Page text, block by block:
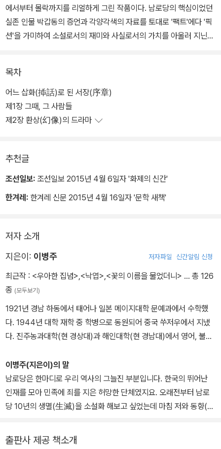
에서부터 몰락까지를 리얼하게 그린 작품이다. 남로당의 핵심이었던
실존 인물 박갑동의 증언과 각양각색의 자료를 토대로 '팩트'에다 '픽
션'을 가미하여 소설로서의 재미와 사실로서의 가치를 아울러 지닌
소설의 주인공인 박갑동을 비롯한 등장인물은 딱 한 명을 빼고는 모
조리 실제 이름으로 나온다. 유일한 예외는 '전옥희'라는 가명으로 등
장하는 '미모의 이화여대 학생'이다. 나이 아흔을 훌쩍 넘긴 박갑동이
지금도 생존해 있는 것처럼, 전옥희 역시 서울을 주무대로 활동한 ‘문
작가는 200자 원고지 5천 장 분량의 이 장편소설을 통해 '남로당 명
으로 독자들을 이끌어 간다. 작품은 1985년부터 2년 가까이 「월간조
목차
어느 삽화(揷話)로 된 서장(序章)
제1장 그때, 그 사람들
제2장 환상(幻像)의 드라마
추천글
조선일보: 조선일보 2015년 4월 6일자 '화제의 신간'
한겨레: 한겨레 신문 2015년 4월 16일자 '문학 새책'
저자 소개
지은이: 이병주 저자파일 신간알림 신청
최근작 : <우아한 집념>,<낙엽>,<꽃의 이름을 물었더니> … 총 126
종 (모두보기)
1921년 경남 하동에서 태어나 일본 메이지대학 문예과에서 수학했
다. 1944년 대학 재학 중 학병으로 동원되어 중국 쑤저우에서 지냈
다. 진주농과대학(현 경상대)과 해인대학(현 경남대)에서 영어, 불어,
61년 5·16이 일어난 지 엿새 만에 〈조국은 없고 산하만 있다〉는 내용
의 논설을 쓴 이유로 혁명재판소에서 10년 선고를 받아 2년 7개월을
복역했다. 한국외국어대학교, 이화여자대학교에서 강의하다 마흔네
살 늦깎이로 작가의 길에 들어섰으며 1992년 지병으로 타계할 때까
대》에 발표하며 등단했고 『관부연락선』, 『지리산』, 『산하』, 『소설 남
이병주(지은이)의 말
남로당은 한마디로 우리 역사의 그늘진 부분입니다. 한국의 뛰어난
인재를 모아 민족에 죄를 지은 허망한 단체였지요. 오래전부터 남로
당 10년의 생멸(生滅)을 소설화 해보고 싶었는데 마침 저와 동향(同
집필에 들어갔습니다. 그 비극의 역사 속에 명멸해간 인재들은 아깝
출판사 제공 책소개